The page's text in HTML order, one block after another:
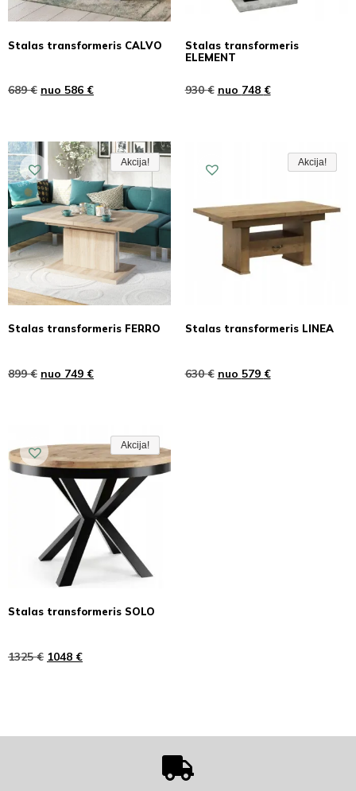
Stalas transformeris CALVO
689€ nuo 586 €
Stalas transformeris
ELEMENT
930€ nuo 748 €
Akcija!
Akcija
Akcija!
Stalas transformeris FERRO
899€ nuo 749 €
Akcija!
Akcija
Akcija!
Stalas transformeris LINEA
630€ nuo 579 €
Akcija!
Akcija
Akcija!
Stalas transformeris SOLO
1325€ 1048 €